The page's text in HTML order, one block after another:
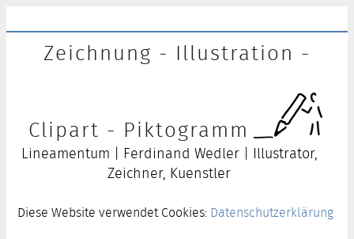
Zeichnung - Illustration -
Clipart - Piktogramm
Lineamentum | Ferdinand Wedler | Illustrator,
Zeichner, Kuenstler
Diese Website verwendet Cookies: Datenschutzerklärung